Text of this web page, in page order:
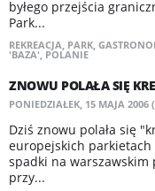
byłego przejścia
Park...
REKREACJA, PARK,
'BAZA', POLANIE
ZNOWU POLAŁA SIĘ
PONIEDZIAŁEK, 15 MAJA 2006
Dziś znowu polała się
europejskich parkietach
spadki na warszawskim
przy...